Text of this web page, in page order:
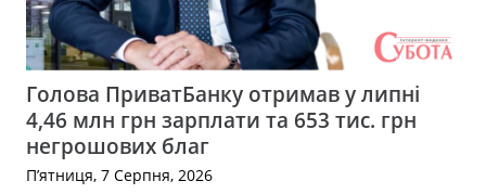
Голова ПриватБанку отримав у липні
4,46 млн грн зарплати та 653 тис. грн
негрошових благ
П’ятниця, 7 Серпня, 2026